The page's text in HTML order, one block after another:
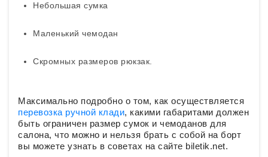
Небольшая сумка
Маленький чемодан
Скромных размеров рюкзак.
Максимально подробно о том, как осуществляется
перевозка ручной клади, какими габаритами должен
быть ограничен размер сумок и чемоданов для
салона, что можно и нельзя брать с собой на борт
вы можете узнать в советах на сайте biletik.net.